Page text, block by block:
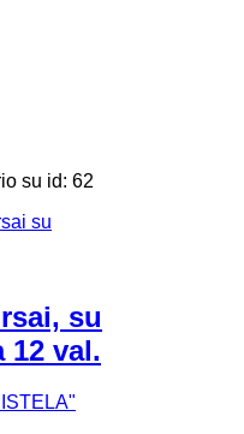
su id: 62
su
su
12 val.